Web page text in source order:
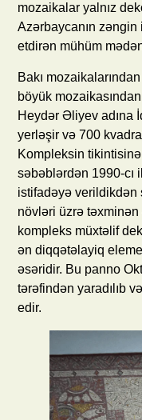
mozaikalar yalnız
Azərbaycanın
etdirən mühüm
Bakı
böyük
Heydər Əliyev adına
yerləşir və 700
Kompleksin
səbəblərdən 1990-cı
istifadəyə verildikdən
növləri üzrə
kompleks müxtəlif
ən diqqətəlayiq
əsəridir. Bu panno
tərəfindən yaradılıb
edir.